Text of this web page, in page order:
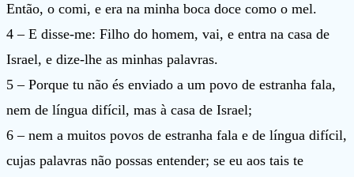
Então, o comi, e era na minha boca doce como o mel.
4 – E disse-me: Filho do homem, vai, e entra na casa de
Israel, e dize-lhe as minhas palavras.
5 – Porque tu não és enviado a um povo de estranha fala,
nem de língua difícil, mas à casa de Israel;
6 – nem a muitos povos de estranha fala e de língua difícil,
cujas palavras não possas entender; se eu aos tais te